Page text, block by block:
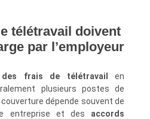
télétravail doivent
par l’employeur
frais de télétravail en
plusieurs postes de
dépende souvent de
entreprise et des accords